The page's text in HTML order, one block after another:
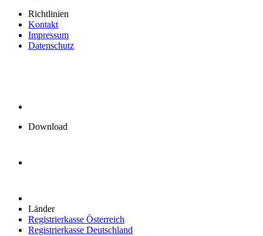
Richtlinien
Kontakt
Impressum
Datenschutz
Download
Länder
Registrierkasse Österreich
Registrierkasse Deutschland